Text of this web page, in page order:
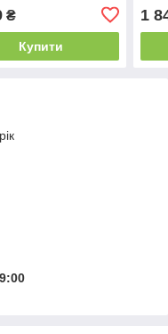
лабіринт,
₴
Купити
1